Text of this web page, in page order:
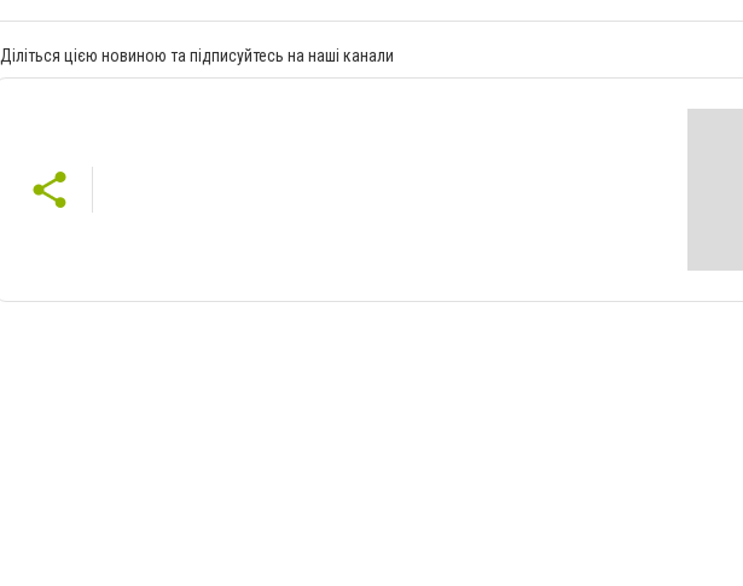
Діліться цією новиною та підписуйтесь на наші канали